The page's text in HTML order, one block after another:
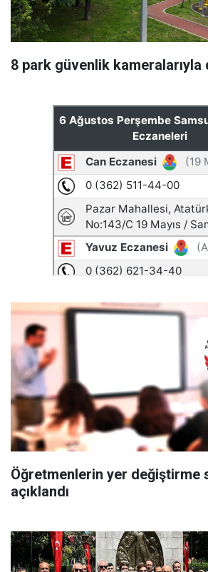
8 park güvenlik kameralarıyla
Öğretmenlerin yer değiştirme
açıklandı